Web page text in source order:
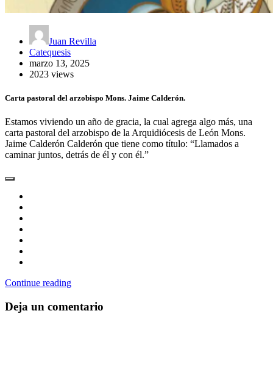
Juan Revilla
Catequesis
marzo 13, 2025
2023 views
Carta pastoral del arzobispo Mons. Jaime Calderón.
Estamos viviendo un año de gracia, la cual agrega algo más, una
carta pastoral del arzobispo de la Arquidiócesis de León Mons.
Jaime Calderón Calderón que tiene como título: “Llamados a
caminar juntos, detrás de él y con él.”
Continue reading
Deja un comentario